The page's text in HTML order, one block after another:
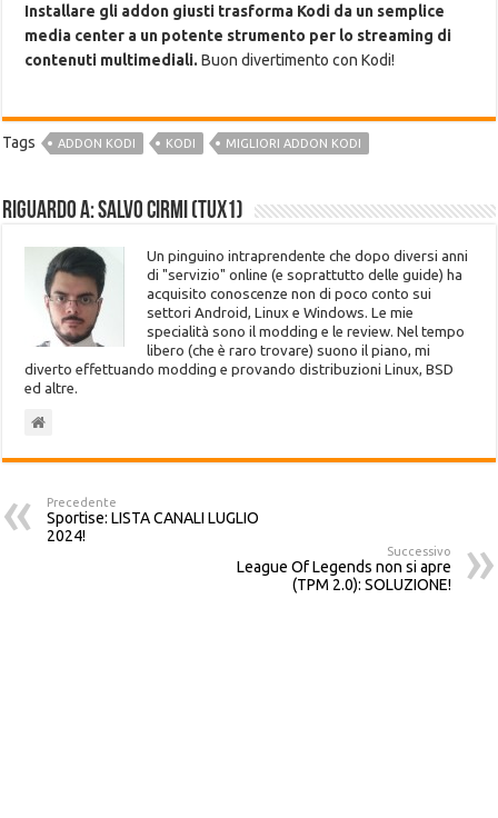
Installare gli addon giusti trasforma Kodi da un semplice
media center a un potente strumento per lo streaming di
contenuti multimediali. Buon divertimento con Kodi!
Tags ADDON KODI KODI MIGLIORI ADDON KODI
Riguardo a: Salvo Cirmi (Tux1)
Un pinguino intraprendente che dopo diversi anni
di "servizio" online (e soprattutto delle guide) ha
acquisito conoscenze non di poco conto sui
settori Android, Linux e Windows. Le mie
specialità sono il modding e le review. Nel tempo
libero (che è raro trovare) suono il piano, mi
diverto effettuando modding e provando distribuzioni Linux, BSD
ed altre.
Precedente
Sportise: LISTA CANALI LUGLIO
2024!
Successivo
League Of Legends non si apre
(TPM 2.0): SOLUZIONE!